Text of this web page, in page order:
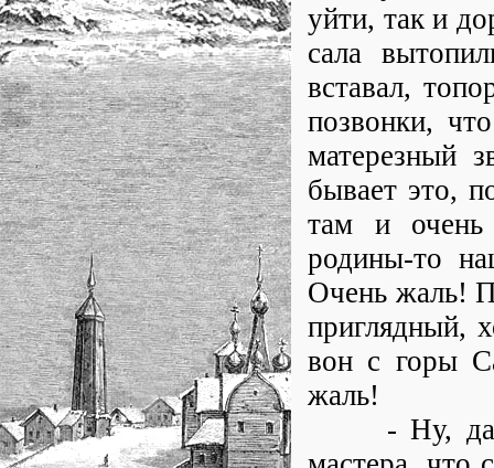
уйти, так и
сала
вставал,
позвонки,
матерезный
бывает это,
там и очень
родины-то
Очень жаль!
приглядный,
вон с горы
жаль!
- Ну, да